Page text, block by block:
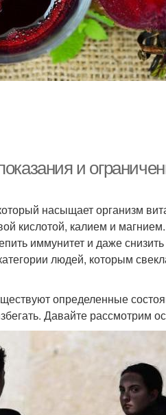
и
насыщает организм
кислотой, калием и
иммунитет и даже
людей, которым
определенные
Давайте рассмотрим